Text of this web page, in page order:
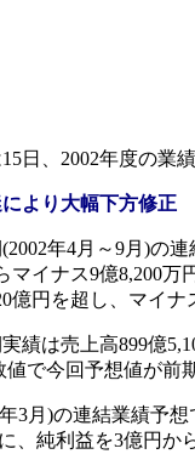
日、2002年度の業
より大幅下方修正
年4月～9月)の
マイナス9億8,200
億円を超し、マイナ
績は売上高899億
で今回予想値が前
3月)の連結業績予
、純利益を3億円